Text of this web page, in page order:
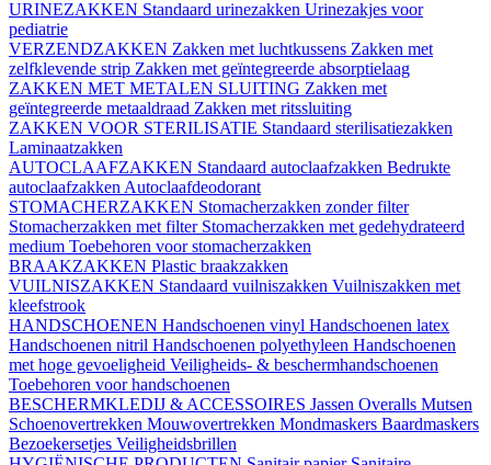
URINEZAKKEN Standaard urinezakken Urinezakjes voor
pediatrie
VERZENDZAKKEN Zakken met luchtkussens Zakken met
zelfklevende strip Zakken met geïntegreerde absorptielaag
ZAKKEN MET METALEN SLUITING Zakken met
geïntegreerde metaaldraad Zakken met ritssluiting
ZAKKEN VOOR STERILISATIE Standaard sterilisatiezakken
Laminaatzakken
AUTOCLAAFZAKKEN Standaard autoclaafzakken Bedrukte
autoclaafzakken Autoclaafdeodorant
STOMACHERZAKKEN Stomacherzakken zonder filter
Stomacherzakken met filter Stomacherzakken met gedehydrateerd
medium Toebehoren voor stomacherzakken
BRAAKZAKKEN Plastic braakzakken
VUILNISZAKKEN Standaard vuilniszakken Vuilniszakken met
kleefstrook
HANDSCHOENEN Handschoenen vinyl Handschoenen latex
Handschoenen nitril Handschoenen polyethyleen Handschoenen
met hoge gevoeligheid Veiligheids- & beschermhandschoenen
Toebehoren voor handschoenen
BESCHERMKLEDIJ & ACCESSOIRES Jassen Overalls Mutsen
Schoenovertrekken Mouwovertrekken Mondmaskers Baardmaskers
Bezoekersetjes Veiligheidsbrillen